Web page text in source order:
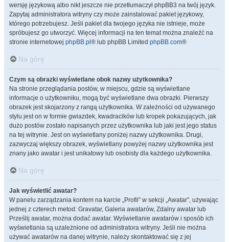
wersję językową albo nikt jeszcze nie przetłumaczył phpBB3 na twój język.
Zapytaj administratora witryny czy może zainstalować pakiet językowy,
którego potrzebujesz. Jeśli pakiet dla twojego języka nie istnieje, może
spróbujesz go utworzyć. Więcej informacji na ten temat można znaleźć na
stronie internetowej phpBB.pl ® lub phpBB Limited phpBB.com®
Na górę
Czym są obrazki wyświetlane obok nazwy użytkownika?
Na stronie przeglądania postów, w miejscu, gdzie są wyświetlane
informacje o użytkowniku, mogą być wyświetlane dwa obrazki. Pierwszy
obrazek jest skojarzony z rangą użytkownika. W zależności od używanego
stylu jest on w formie gwiazdek, kwadracików lub kropek pokazujących, jak
dużo postów zostało napisanych przez użytkownika lub jaki jest jego status
na tej witrynie. Jest on wyświetlany poniżej nazwy użytkownika. Drugi,
zazwyczaj większy obrazek, wyświetlany powyżej nazwy użytkownika jest
znany jako awatar i jest unikatowy lub osobisty dla każdego użytkownika.
Na górę
Jak wyświetlić awatar?
W panelu zarządzania kontem na karcie „Profil” w sekcji „Awatar”, używając
jednej z czterech metod: Gravatar, Galeria awatarów, Zdalny awatar lub
Prześlij awatar, można dodać awatar. Wyświetlanie awatarów i sposób ich
wyświetlania są uzależnione od administratora witryny. Jeśli nie można
używać awatarów na danej witrynie, należy skontaktować się z jej